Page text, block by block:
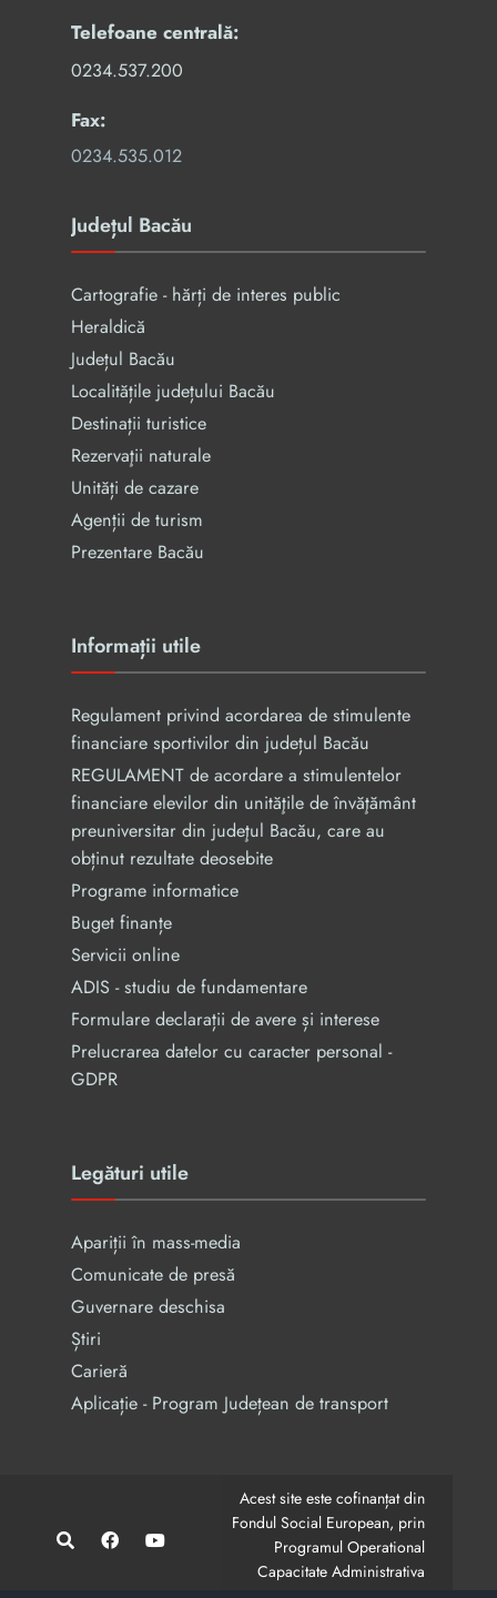
Telefoane centrală:
0234.537.200
Fax:
0234.535.012
Județul Bacău
Cartografie - hărți de interes public
Heraldică
Județul Bacău
Localitățile județului Bacău
Destinații turistice
Rezervaţii naturale
Unități de cazare
Agenții de turism
Prezentare Bacău
Informații utile
Regulament privind acordarea de stimulente
financiare sportivilor din județul Bacău
REGULAMENT de acordare a stimulentelor
financiare elevilor din unităţile de învăţământ
preuniversitar din judeţul Bacău, care au
obținut rezultate deosebite
Programe informatice
Buget finanțe
Servicii online
ADIS - studiu de fundamentare
Formulare declarații de avere și interese
Prelucrarea datelor cu caracter personal -
GDPR
Legături utile
Apariții în mass-media
Comunicate de presă
Guvernare deschisa
Știri
Carieră
Aplicație - Program Județean de transport
Acest site este cofinanțat din
Fondul Social European, prin
Programul Operational
Capacitate Administrativa